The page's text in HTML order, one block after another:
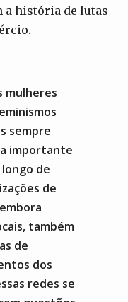
a história de lutas
mulheres
sempre
importante
de
de
também
de
dos
redes se